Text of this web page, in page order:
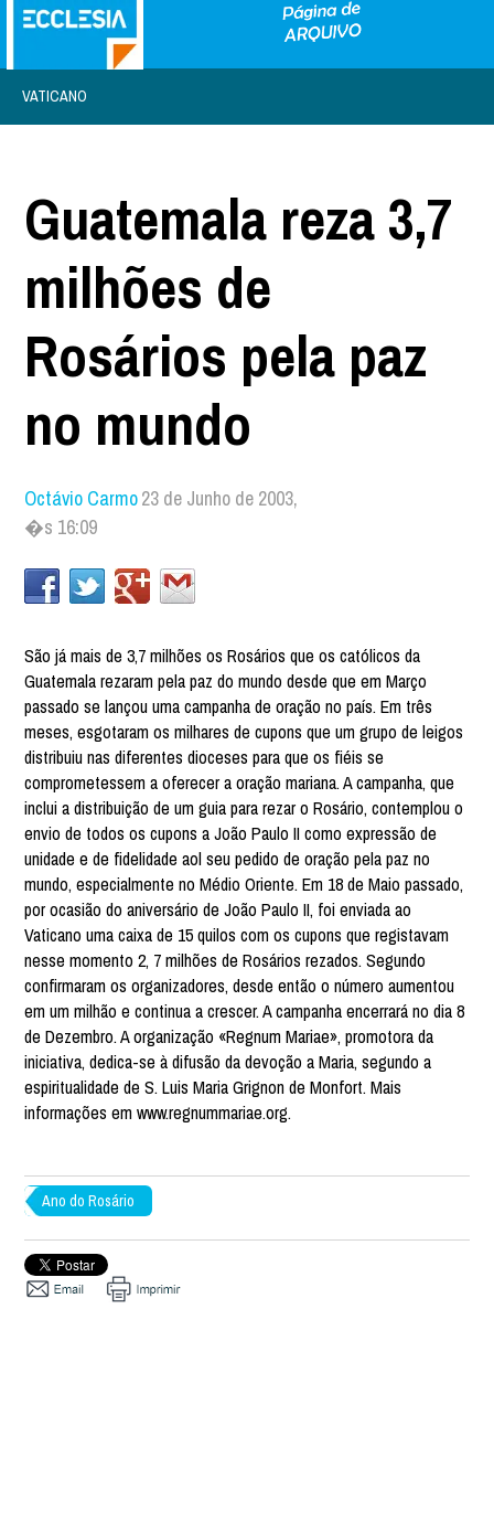
VATICANO
Guatemala reza 3,7
milhões de
Rosários pela paz
no mundo
Octávio Carmo23 de Junho de 2003,
�s 16:09
São já mais de 3,7 milhões os Rosários que os católicos da
Guatemala rezaram pela paz do mundo desde que em Março
passado se lançou uma campanha de oração no país. Em três
meses, esgotaram os milhares de cupons que um grupo de leigos
distribuiu nas diferentes dioceses para que os fiéis se
comprometessem a oferecer a oração mariana. A campanha, que
inclui a distribuição de um guia para rezar o Rosário, contemplou o
envio de todos os cupons a João Paulo II como expressão de
unidade e de fidelidade aol seu pedido de oração pela paz no
mundo, especialmente no Médio Oriente. Em 18 de Maio passado,
por ocasião do aniversário de João Paulo II, foi enviada ao
Vaticano uma caixa de 15 quilos com os cupons que registavam
nesse momento 2, 7 milhões de Rosários rezados. Segundo
confirmaram os organizadores, desde então o número aumentou
em um milhão e continua a crescer. A campanha encerrará no dia 8
de Dezembro. A organização «Regnum Mariae», promotora da
iniciativa, dedica-se à difusão da devoção a Maria, segundo a
espiritualidade de S. Luis Maria Grignon de Monfort. Mais
informações em www.regnummariae.org.
Ano do Rosário